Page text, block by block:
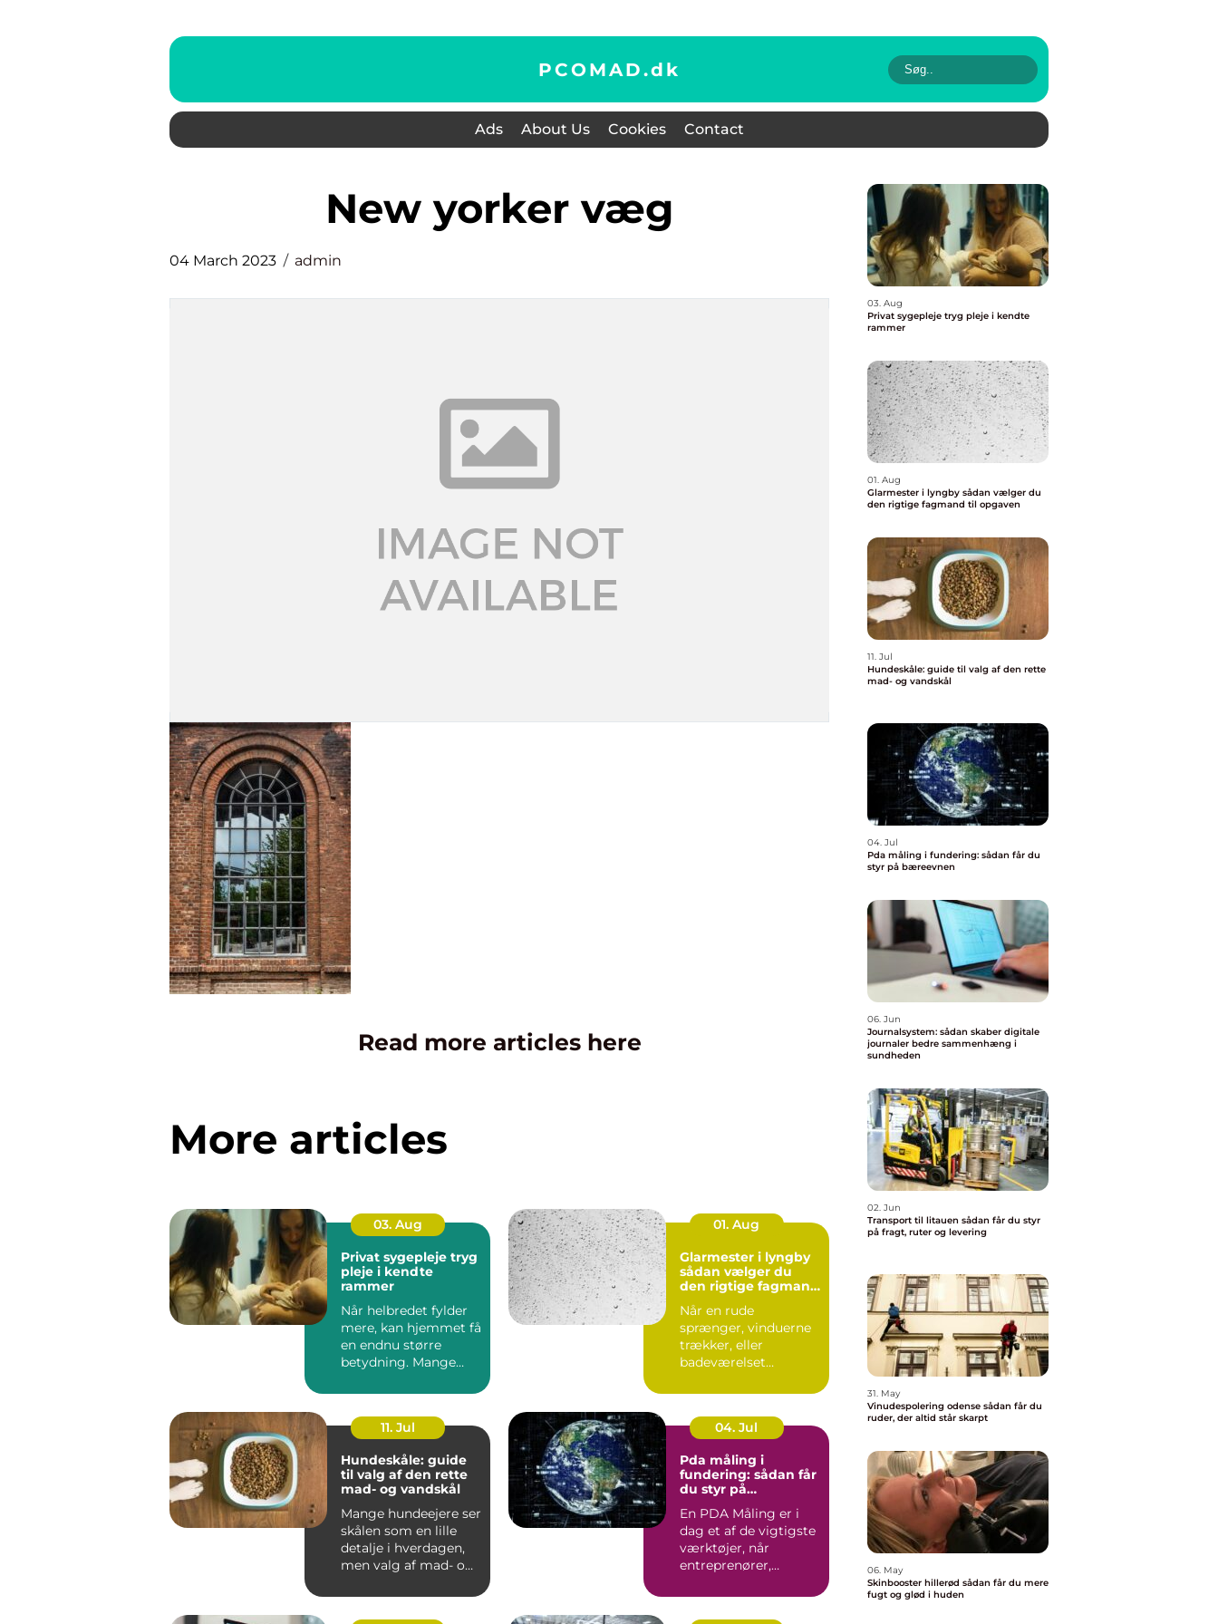
PCOMAD.dk
Ads About Us Cookies Contact
new yorker væg
04 March 2023 admin
Read more articles here
More articles
03. Aug
Privat sygepleje tryg
pleje i kendte
rammer
Når helbredet fylder
mere, kan hjemmet få
en endnu større
betydning. Mange
be...
01. Aug
Glarmester i lyngby
sådan vælger du
den rigtige fagmand
Når en rude
sprænger, vinduerne
trækker, eller
badeværelset
spejl, er en glarmest...
11. Jul
Hundeskåle: guide
til valg af den rette
mad- og vandskål
Mange hundeejere ser
skålen som en lille
detalje i hverdagen,
men valg af mad- og
04. Jul
Pda måling i
fundering: sådan får
du styr på
En PDA Måling er i
dag et af de vigtigste
værktøjer, når
entreprenører,
rådgivere vil d...
03. Aug
Privat sygepleje tryg pleje i kendte
rammer
01. Aug
Glarmester i lyngby sådan vælger du
den rigtige fagmand til opgaven
11. Jul
Hundeskåle: guide til valg af den rette
mad- og vandskål
04. Jul
Pda måling i fundering: sådan får du
styr på bæreevnen
06. Jun
Journalsystem: sådan skaber digitale
journaler bedre sammenhæng i
sundheden
02. Jun
Transport til litauen sådan får du styr
på fragt, ruter og levering
31. May
Vinudespolering odense sådan får du
ruder, der altid står skarpt
06. May
Skinbooster hillerød sådan får du mere
fugt og glød i huden